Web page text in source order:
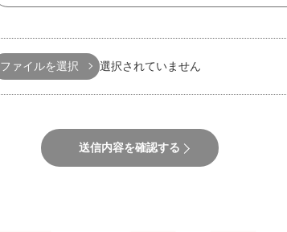
ファイルを選択 選択されていません
送信内容を確認する